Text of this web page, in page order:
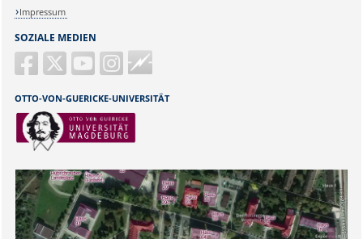
SOZIALE MEDIEN
Guericke
FM
OTTO-VON-GUERICKE-UNIVERSITÄT
Impressum